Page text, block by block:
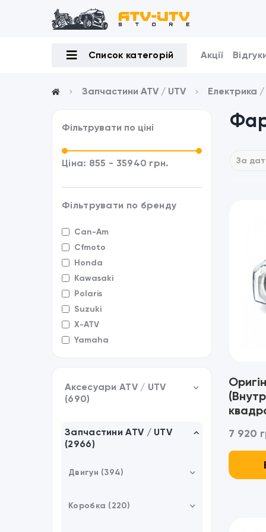
Список категорій Акції
Запчастини ATV / UTV Електрика
Фільтрувати по ціні
Ціна: 855 - 35940 грн.
Фільтрувати по бренду
Can-Am
Cfmoto
Honda
Kawasaki
Polaris
Suzuki
X-ATV
Yamaha
Аксесуари ATV / UTV
(690)
Кофри (91)
Запчастини ATV / UTV
(2966)
Двигун (394)
Головка циліндра ГБЦ (8)
Коробка (220)
850
7 920